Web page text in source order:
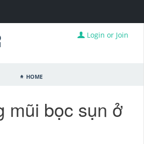
Login or Join
Home
mũi bọc sụn ở